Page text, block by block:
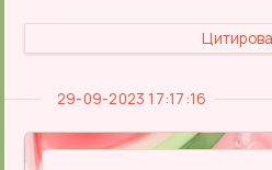
29-09-2023 17:17:16